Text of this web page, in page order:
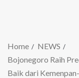
Home
NEWS
Bojonegoro Raih
Baik dari